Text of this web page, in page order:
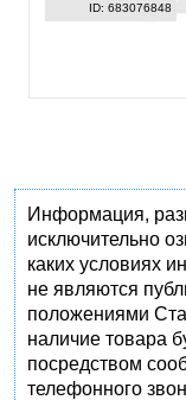
ID: 683076848
Информация,
исключительно
каких условиях
не являются
положениями
наличие товара
посредством
телефонного